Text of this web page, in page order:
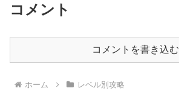
コメント
コメントを書き込む
ホーム レベル別攻略